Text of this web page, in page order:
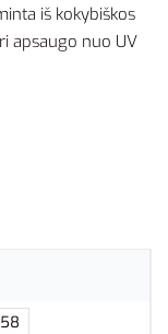
iš kokybiškos
apsaugo nuo UV